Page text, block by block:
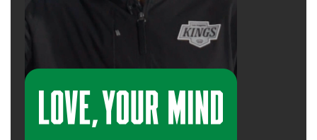
Người dân có thể chấp nhận sự mềm dẻo,
thậm chí sự thỏa hiệp, nếu điều đó phục vụ